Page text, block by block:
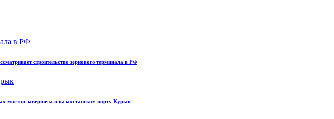
строительство зернового терминала в РФ
мостов завершена в казахстанском порту Курык